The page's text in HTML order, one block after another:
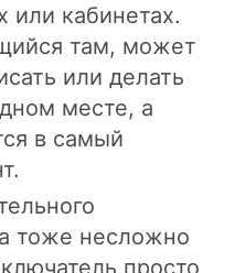
или кабинетах.
там, может
или делать
месте, а
в самый
тоже несложно